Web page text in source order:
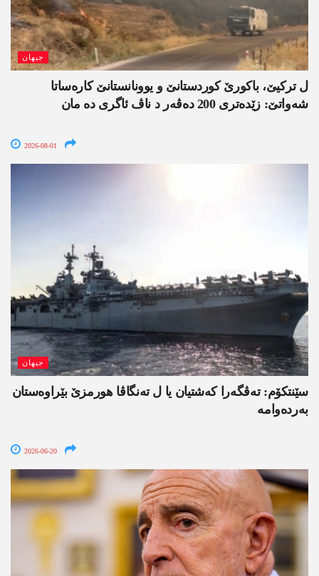
جیھان
ل ترکیێ، باکورێ کوردستانێ و یوونانستانێ کارەساتا
شەواتێ: زێدەتری 200 دەڤەر د ناڤ ئاگری دە مان
2026-08-01
جیھان
سێنتکۆم: تەڤگەرا کەشتیان یا ل تەنگاڤا ھورمزێ بێراوەستان
بەردەوامە
2026-06-20